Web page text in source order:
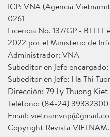
ICP: VNA (Agencia
0261
Licencia No. 137/GP -
2022 por el Ministerio de
Administrador: VNA
Subeditor en jefe
Subeditor en jefe: Ha Thi
Dirección: 79 Ly Thuong
Teléfono: (84-24) 39332300
Email:
Copyright Revista VIETNAM.